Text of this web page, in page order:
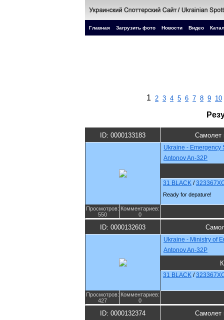
Главная Загрузить фото Новости Видео
1 2 3 4 5 6 7 8 9 10
ID: 0000133183 Самолет
Ukraine - Emergency
Antonov An-32P
31 BLACK /
Ready for depature!
Просмотров:
550
Комментариев:
0
ID: 0000132603
Ukraine - Ministry of
Antonov An-32P
31 BLACK /
Просмотров:
427
Комментариев:
0
ID: 0000132374 Самолет